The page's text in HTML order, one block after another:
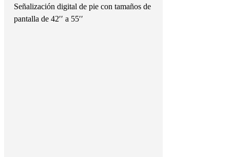
Señalización digital de pie con tamaños de
pantalla de 42′′ a 55′′